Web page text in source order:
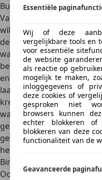
Buitenkant
Van oorsprong is de
wil zeggen dat het busje
de
motor ongeveer
was in die tijd de meest
bestelbus. Zo nam de
en kon bijna de volledige
laadruimte worden
kreeg de Toyota Hiace in
waarbij de motor
geplaatst. Op gebied van
gewoondoelmatig
het toenmalige Toyota-
Binnenkant
Ook vanbinnen is de
Essentiële
Wij of deze
vergelijkbare tools en
voor essentiële
de website
als reactie op
mogelijk te maken,
inloggegevens of
deze cookies of
gesproken niet
browsers kunnen
echter blokkeren
blokkeren van deze
functionaliteit van de
Geavanceerde